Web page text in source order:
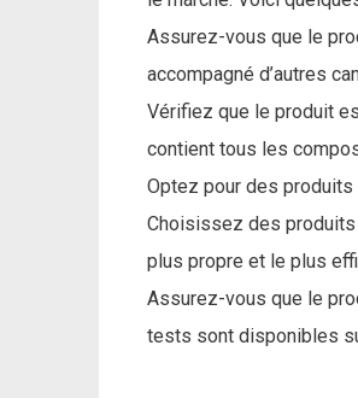
Assurez-vous que le
accompagné d’autres
Vérifiez que le produit
contient tous les
Optez pour des
Choisissez des produits
plus propre et le plus
Assurez-vous que le
tests sont disponibles